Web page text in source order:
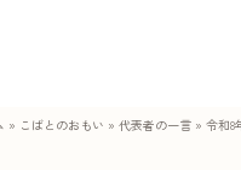
» こばとのおもい » 代表者の一言 » 令和8